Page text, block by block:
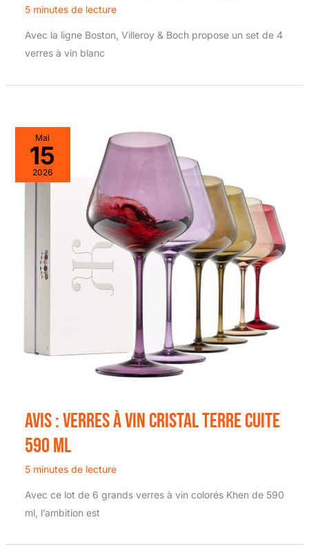
5 minutes de lecture
Avec la ligne Boston, Villeroy & Boch propose un set de 4
verres à vin blanc
Mai
15
2026
Avis : verres à vin cristal terre cuite
590 ml
5 minutes de lecture
Avec ce lot de 6 grands verres à vin colorés Khen de 590
ml, l’ambition est